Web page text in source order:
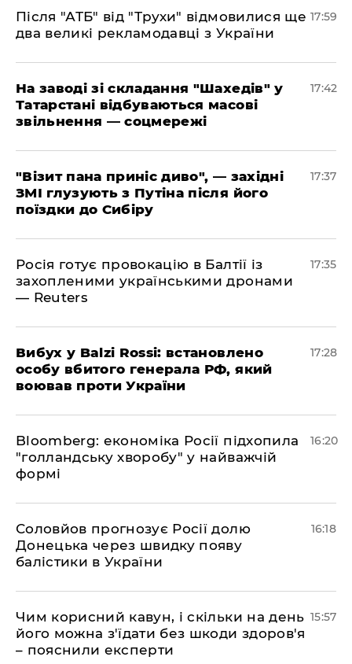
​Після "АТБ" від "Трухи" відмовилися ще
два великі рекламодавці з України
17:59
​На заводі зі складання "Шахедів" у
Татарстані відбуваються масові
звільнення — соцмережі
17:42
"Візит пана приніс диво", — західні
ЗМІ глузують з Путіна після його
поїздки до Сибіру
17:37
Росія готує провокацію в Балтії із
захопленими українськими дронами
— Reuters
17:35
​Вибух у Balzi Rossi: встановлено
особу вбитого генерала РФ, який
воював проти України
17:28
Bloomberg: економіка Росії підхопила
"голландську хворобу" у найважчій
формі
16:20
Соловйов прогнозує Росії долю
Донецька через швидку появу
балістики в України
16:18
Чим корисний кавун, і скільки на день
його можна з'їдати без шкоди здоров'я
– пояснили експерти
15:57